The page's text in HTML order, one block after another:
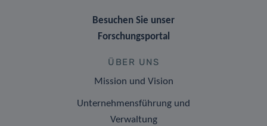
Besuchen Sie unser
Forschungsportal
ÜBER UNS
Mission und Vision
Unternehmensführung und
Verwaltung